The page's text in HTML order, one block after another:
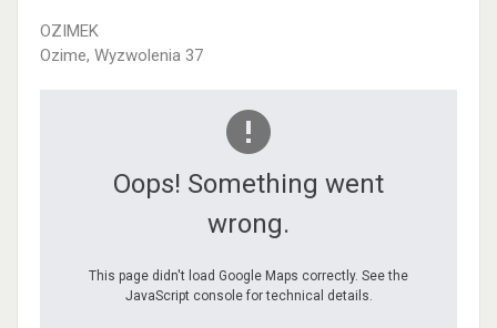
OZIMEK
Ozime, Wyzwolenia 37
Oops! Something went
wrong.
This page didn't load Google Maps correctly. See the
JavaScript console for technical details.